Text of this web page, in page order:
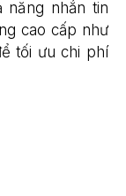
năng nhắn tin
cao cấp như
tối ưu chi phí